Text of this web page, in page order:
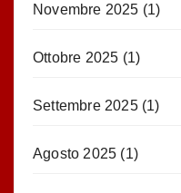
Novembre 2025 (1)
Ottobre 2025 (1)
Settembre 2025(1)
Agosto 2025 (1)